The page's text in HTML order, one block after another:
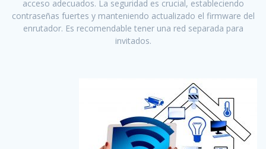
acceso adecuados. La seguridad es crucial, estableciendo
contraseñas fuertes y manteniendo actualizado el firmware del
enrutador. Es recomendable tener una red separada para
invitados.